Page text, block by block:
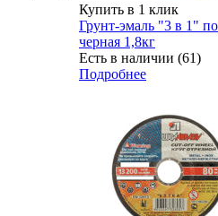
Купить в 1 клик
Грунт-эмаль "3 в 1"
черная 1,8кг
Есть в наличии (61)
Подробнее